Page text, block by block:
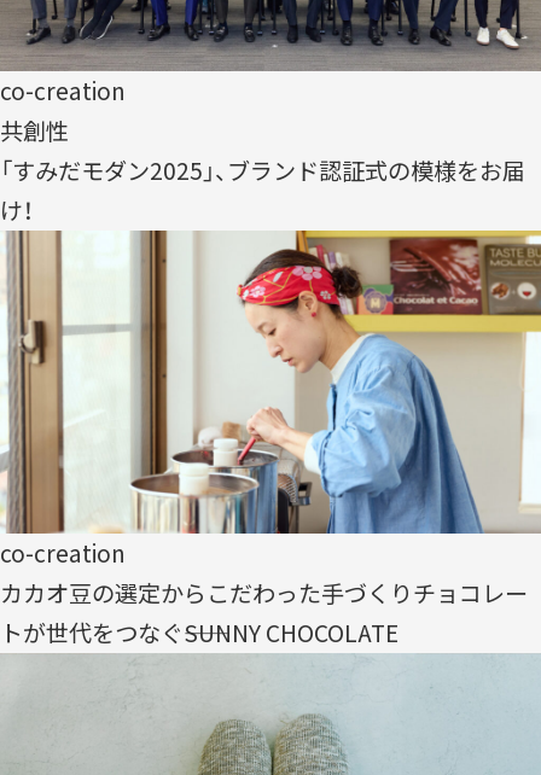
co-creation
共創性
「すみだモダン2025」、ブランド認証式の模様をお届
け！
co-creation
カカオ豆の選定からこだわった手づくりチョコレー
トが世代をつなぐ――SUNNY CHOCOLATE